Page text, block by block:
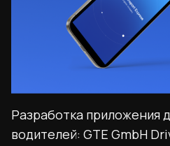
Разработка приложения
водителей: GTE GmbH